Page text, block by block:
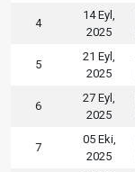
4
14 Eyl,
2025
5
21 Eyl,
2025
6
27 Eyl,
2025
7
05 Eki,
2025